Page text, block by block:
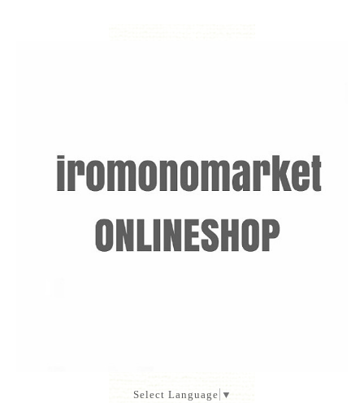
Select Language ▼